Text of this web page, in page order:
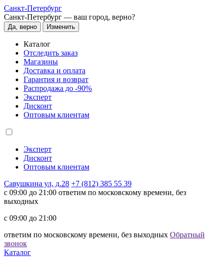
Санкт-Петербург
Санкт-Петербург — ваш город, верно?
Да, верно Изменить
Каталог
Отследить заказ
Магазины
Доставка и оплата
Гарантия и возврат
Распродажа до -90%
Эксперт
Дисконт
Оптовым клиентам
Эксперт
Дисконт
Оптовым клиентам
Савушкина ул, д.28 +7 (812) 385 55 39
c 09:00 до 21:00 ответим по московскому времени, без
выходных
c 09:00 до 21:00
ответим по московскому времени, без выходных Обратный
звонок
Каталог